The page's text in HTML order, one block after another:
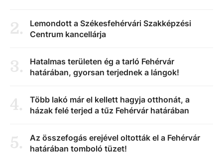
2.
Lemondott a Székesfehérvári Szakképzési
Centrum kancellárja
3.
Hatalmas területen ég a tarló Fehérvár
határában, gyorsan terjednek a lángok!
4.
Több lakó már el kellett hagyja otthonát, a
házak felé terjed a tűz Fehérvár határában
5.
Az összefogás erejével oltották el a Fehérvár
határában tomboló tüzet!